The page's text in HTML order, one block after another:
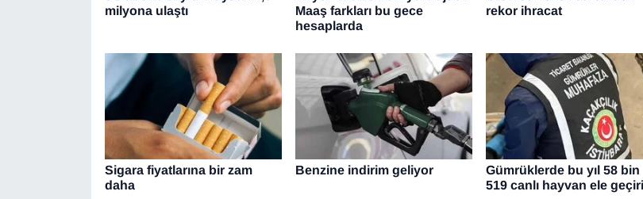
milyona ulaştı
Maaş farkları bu gece
hesaplarda
rekor ihracat
Sigara fiyatlarına bir zam
daha
Benzine indirim geliyor
Gümrüklerde bu yıl 58 bin
519 canlı hayvan ele